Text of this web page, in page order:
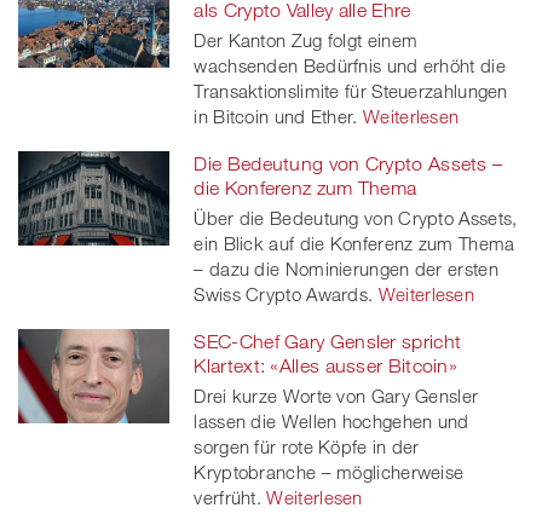
als Crypto Valley alle Ehre
Der Kanton Zug folgt einem
wachsenden Bedürfnis und erhöht die
Transaktionslimite für Steuerzahlungen
in Bitcoin und Ether. Weiterlesen
Die Bedeutung von Crypto Assets –
die Konferenz zum Thema
Über die Bedeutung von Crypto Assets,
ein Blick auf die Konferenz zum Thema
– dazu die Nominierungen der ersten
Swiss Crypto Awards. Weiterlesen
SEC-Chef Gary Gensler spricht
Klartext: «Alles ausser Bitcoin»
Drei kurze Worte von Gary Gensler
lassen die Wellen hochgehen und
sorgen für rote Köpfe in der
Kryptobranche – möglicherweise
verfrüht. Weiterlesen